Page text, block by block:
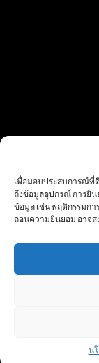
เพื่อมอบประสบการณ์ที่
ถึงข้อมูลอุปกรณ์ การยิน
ข้อมูล เช่น พฤติกรรมกา
ถอนความยินยอม อาจ
น
ลิ